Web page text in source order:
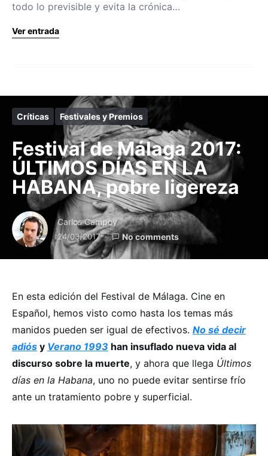
todo lo previsible y evita la crónica…
Ver entrada
Críticas Festivales y Premios
Festival de Málaga 2017:
ÚLTIMOS DÍAS EN LA
HABANA, pobre ligereza
Carlos Campoy
24/03/2017 No comments
En esta edición del Festival de Málaga. Cine en
Español, hemos visto como hasta los temas más
manidos pueden ser igual de efectivos. No sé decir
adiós y Verano 1993 han insuflado nueva vida al
discurso sobre la muerte, y ahora que llega Últimos
días en la Habana, uno no puede evitar sentirse frío
ante un tratamiento pobre y superficial.